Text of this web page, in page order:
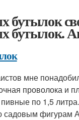
бутылок
бутылок.
мне
проволока и
по 1,5
садовым фигурам